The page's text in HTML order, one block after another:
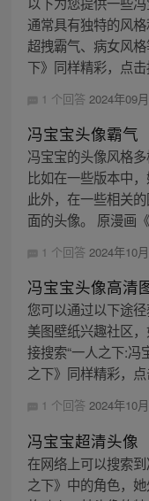
通常具有独特的风
超拽霸气、病女风
下》同样精彩，点
1 个回答 2024年09
冯宝宝头像霸气
冯宝宝的头像风格
比如在一些版本中
此外，在一些相关
面的头像。 原漫画
1 个回答 2024年10
冯宝宝头像高清
您可以通过以下途
美图壁纸兴趣社区
接搜索“一人之下:冯
之下》同样精彩，
1 个回答 2024年10
冯宝宝超清头像
在网络上可以搜索
之下》中的角色，